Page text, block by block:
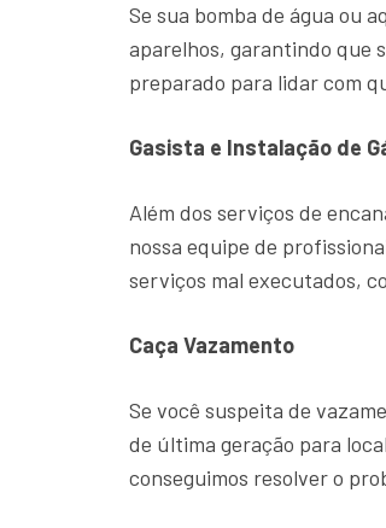
Se sua bomba de água ou
aparelhos, garantindo que
preparado para lidar com
Gasista e Instalação de
Além dos serviços de
nossa equipe de
serviços mal executados,
Caça Vazamento
Se você suspeita de
de última geração para
conseguimos resolver o